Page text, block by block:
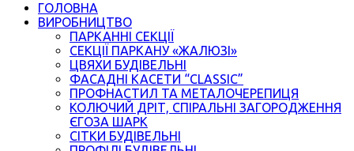
ГОЛОВНА
ВИРОБНИЦТВО
ПАРКАННІ СЕКЦІЇ
СЕКЦІЇ ПАРКАНУ «ЖАЛЮЗІ»
ЦВЯХИ БУДІВЕЛЬНІ
ФАСАДНІ КАСЕТИ “CLASSIC”
ПРОФНАСТИЛ ТА МЕТАЛОЧЕРЕПИЦЯ
КОЛЮЧИЙ ДРІТ, СПІРАЛЬНІ ЗАГОРОДЖЕННЯ
ЄГОЗА ШАРК
СІТКИ БУДІВЕЛЬНІ